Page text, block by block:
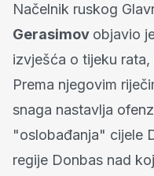
Načelnik ruskog
Gerasimov objavio
izvješća o tijeku
Prema njegovim
snaga nastavlja
"oslobađanja" cijele
regije Donbas nad